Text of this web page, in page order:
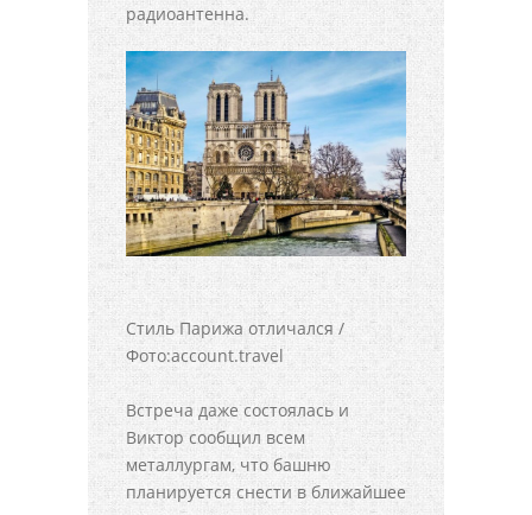
радиоантенна.
Стиль Парижа отличался /
Фото:account.travel
Встреча даже состоялась и
Виктор сообщил всем
металлургам, что башню
планируется снести в ближайшее